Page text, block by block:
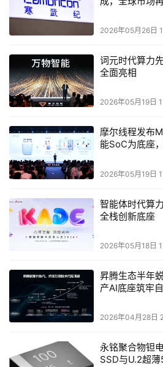
以芯片级创新释放硬件潜能
三星深知，真正的用户体验提升
和升级。所以，从Galaxy S23系
应链开始了定制芯片的深度共创。
三星则实现了软硬件的全面协同。
三星Galaxy S25系列搭载了骁龙
Galaxy）。通过与高通合作，
整合到芯片当中，形成了独有
2026年05月26日
词元时代算力
全面亮相
2026年05月19日
摩尔线程发布
能SoC为底座
2026年05月19日
智能体时代算
全栈创新底座
2026年05月18日
昇腾生态半年
产AI底座筑牢
2026年04月28日
永铭聚合物钽
SSD与U.2超